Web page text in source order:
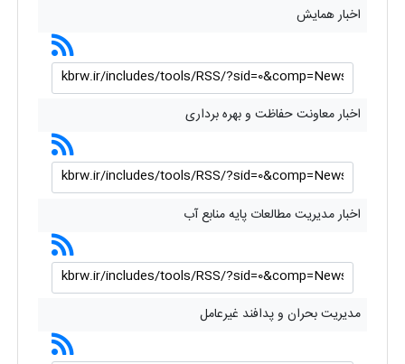
اخبار همایش
اخبار معاونت حفاظت و بهره برداری
اخبار مدیریت مطالعات پایه منابع آب
مدیریت بحران و پدافند غیرعامل